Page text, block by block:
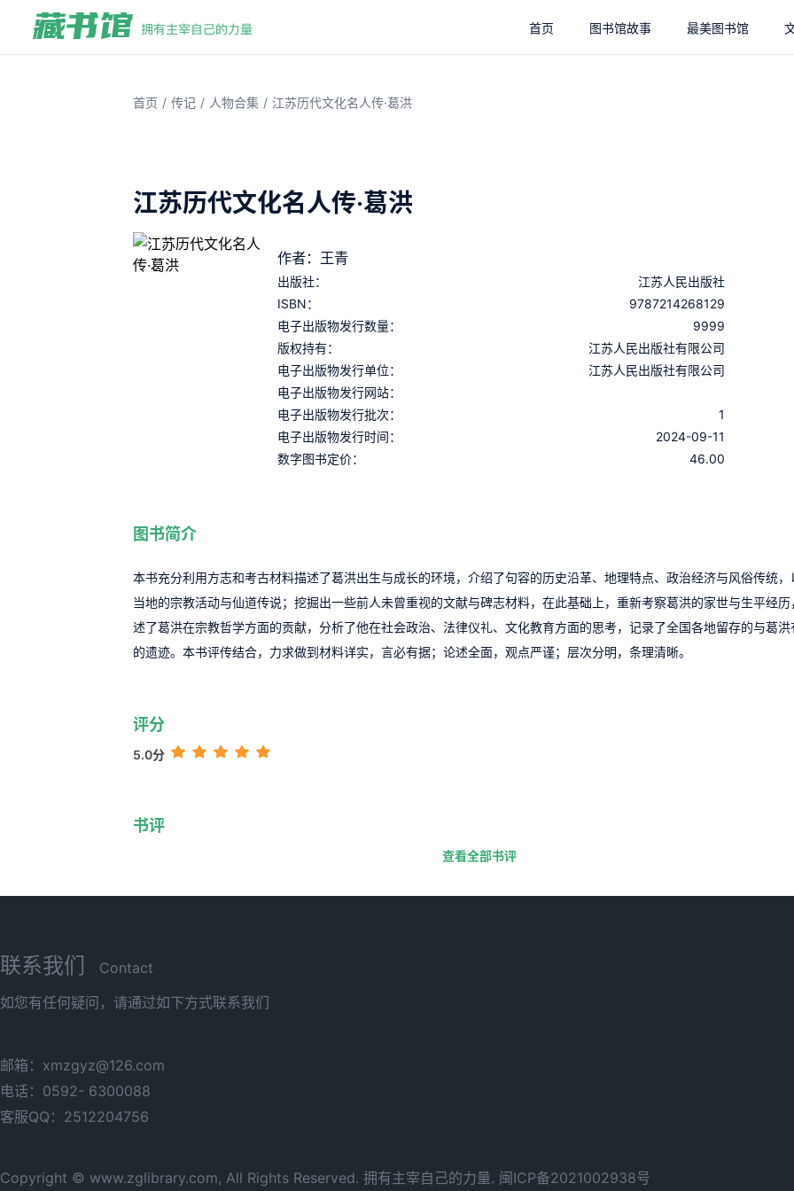
首页 图书馆故事 最美图书馆
首页 / 传记 / 人物合集 / 江苏历代文化名人传·葛洪
江苏历代文化名人传·葛洪
作者：王青
出版社：
江苏人民出版社
ISBN：
9787214268129
电子出版物发行数量：
9999
版权持有：
江苏人民出版社有限公司
电子出版物发行单位：
江苏人民出版社有限公司
电子出版物发行网站：
电子出版物发行批次：
1
电子出版物发行时间：
2024-09-11
数字图书定价：
46.00
图书简介
本书充分利用方志和考古材料描述了葛洪出生与成长的环境，介绍了句容的历史沿革、地理特点、政治经济与风俗传统，
当地的宗教活动与仙道传说；挖掘出一些前人未曾重视的文献与碑志材料，在此基础上，重新考察葛洪的家世与生平经历
述了葛洪在宗教哲学方面的贡献，分析了他在社会政治、法律仪礼、文化教育方面的思考，记录了全国各地留存的与葛洪
的遗迹。本书评传结合，力求做到材料详实，言必有据；论述全面，观点严谨；层次分明，条理清晰。
评分
5.0分
书评
查看全部书评
联系我们
Contact
如您有任何疑问，请通过如下方式联系我们
邮箱：xmzgyz@126.com
电话：0592- 6300088
客服QQ：2512204756
Copyright © www.zglibrary.com, All Rights Reserved. 拥有主宰自己的力量. 闽ICP备2021002938号